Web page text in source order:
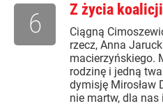
Z życia koalicji
Ciągną
rzecz, Anna
macierzyńskiego.
rodzinę i jedną
dymisję Mirosław
nie martw, dla nas
6